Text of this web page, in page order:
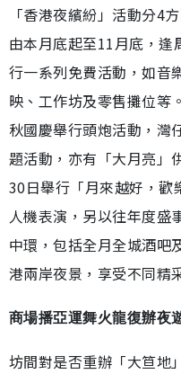
「香港夜繽紛」活動分4
由本月底起至11月底，
行一系列免費活動，如音
映、工作坊及零售攤位等
秋國慶舉行頭炮活動，灣
題活動，亦有「大月亮」
30日舉行「月來越好，歡
人機表演，另以往年度盛
中環，包括全月全城酒吧
港兩岸夜景，享受不同精
商場播亞運舞火龍復辦夜
坊間對是否重辦「大笪地